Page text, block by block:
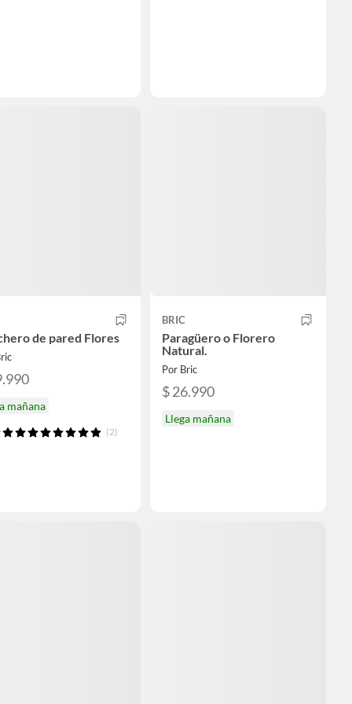
de pared Flores
mañana
(2)
BRIC
Paragüero o Florero
Natural.
Por Bric
$ 26.990
Llega mañana